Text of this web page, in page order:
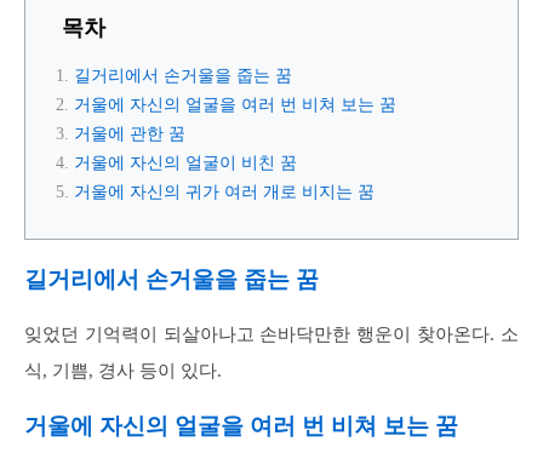
목차
길거리에서 손거울을 줍는 꿈
거울에 자신의 얼굴을 여러 번 비쳐 보는 꿈
거울에 관한 꿈
거울에 자신의 얼굴이 비친 꿈
거울에 자신의 귀가 여러 개로 비지는 꿈
길거리에서 손거울을 줍는 꿈
잊었던 기억력이 되살아나고 손바닥만한 행운이 찾아온다. 소
식, 기쁨, 경사 등이 있다.
거울에 자신의 얼굴을 여러 번 비쳐 보는 꿈